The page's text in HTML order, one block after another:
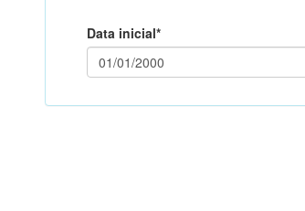
Data inicial*